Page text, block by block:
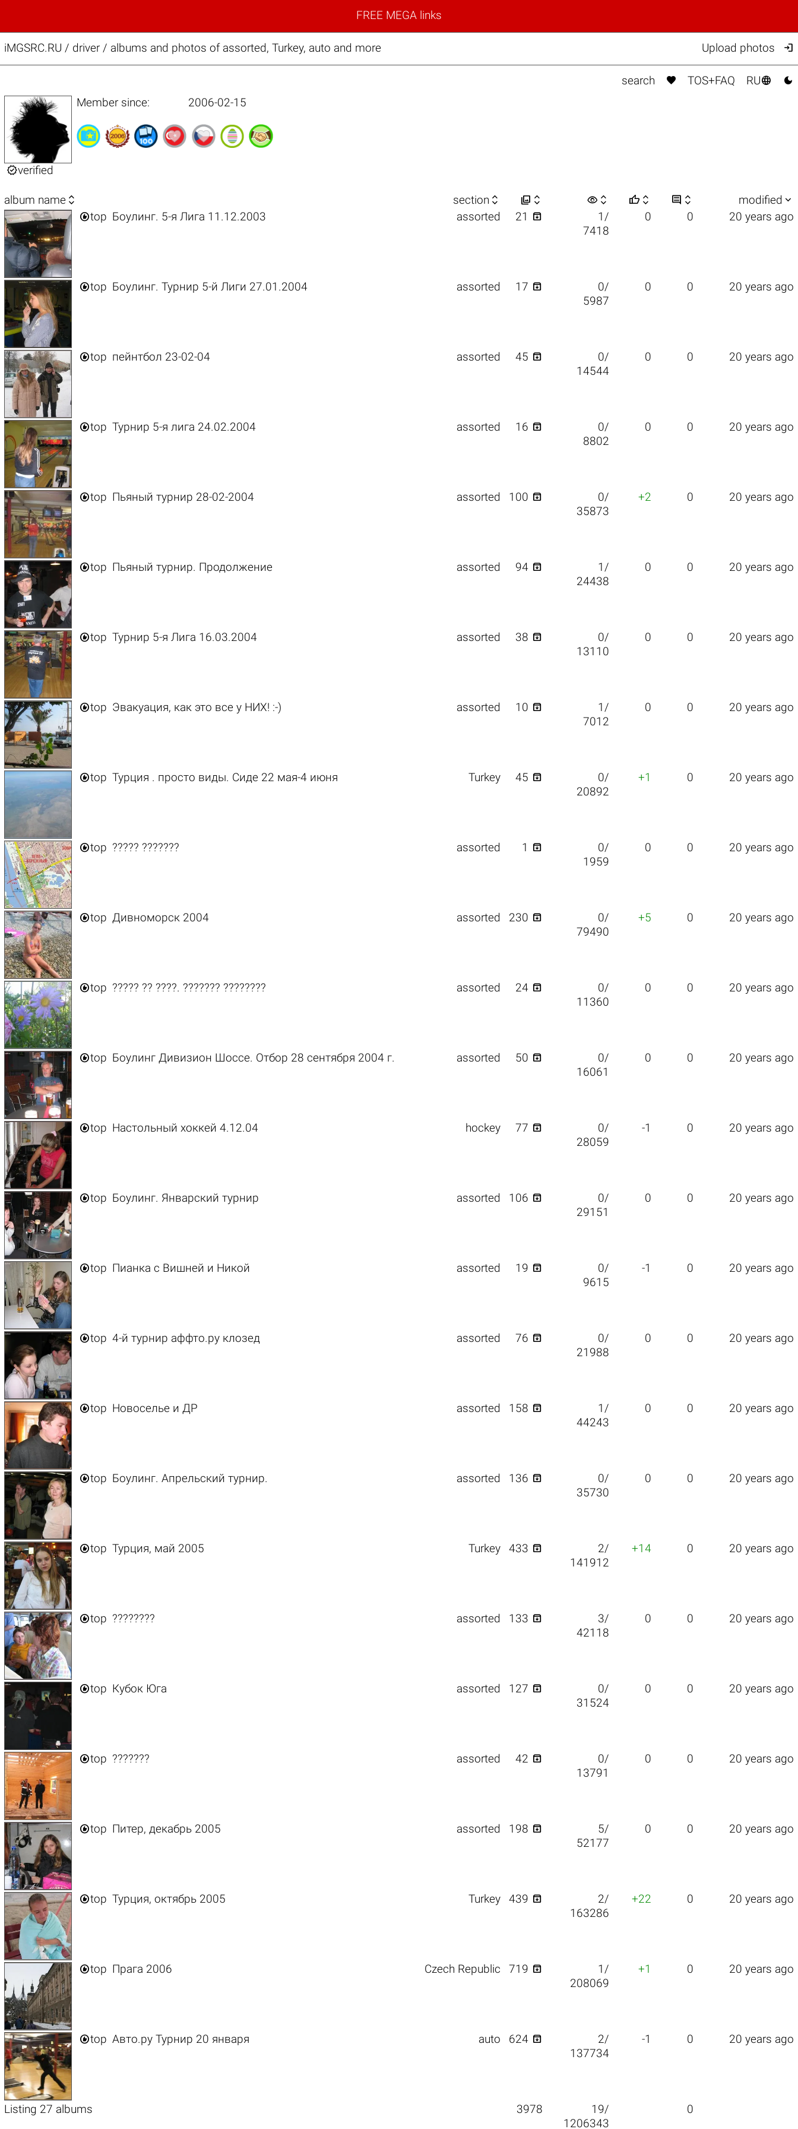
FREE MEGA links
iMGSRC.RU / driver / albums and photos of assorted, Turkey, auto and more Upload photos 
search  TOS+FAQ RU 
verified
Member since: 2006-02-15
album name  section    visibility      modified 
top Боулинг. 5-я Лига 11.12.2003 assorted 21 
1/
7418
0 0 20 years ago
top Боулинг. Турнир 5-й Лиги 27.01.2004 assorted 17 
0/
5987
0 0 20 years ago
top пейнтбол 23-02-04 assorted 45 
0/
14544
0 0 20 years ago
top Турнир 5-я лига 24.02.2004 assorted 16 
0/
8802
0 0 20 years ago
top Пьяный турнир 28-02-2004 assorted 100 
0/
35873
+2 0 20 years ago
top Пьяный турнир. Продолжение assorted 94 
1/
24438
0 0 20 years ago
top Турнир 5-я Лига 16.03.2004 assorted 38 
0/
13110
0 0 20 years ago
top Эвакуация, как это все у НИХ! :-) assorted 10 
1/
7012
0 0 20 years ago
top Турция . просто виды. Сиде 22 мая-4 июня Turkey 45 
0/
20892
+1 0 20 years ago
top ????? ??????? assorted 1 
0/
1959
0 0 20 years ago
top Дивноморск 2004 assorted 230 
0/
79490
+5 0 20 years ago
top ????? ?? ????. ??????? ???????? assorted 24 
0/
11360
0 0 20 years ago
top Боулинг Дивизион Шоссе. Отбор 28 сентября 2004 г. assorted 50 
0/
16061
0 0 20 years ago
top Настольный хоккей 4.12.04 hockey 77 
0/
28059
-1 0 20 years ago
top Боулинг. Январский турнир assorted 106 
0/
29151
0 0 20 years ago
top Пианка с Вишней и Никой assorted 19 
0/
9615
-1 0 20 years ago
top 4-й турнир аффто.ру клозед assorted 76 
0/
21988
0 0 20 years ago
top Новоселье и ДР assorted 158 
1/
44243
0 0 20 years ago
top Боулинг. Апрельский турнир. assorted 136 
0/
35730
0 0 20 years ago
top Турция, май 2005 Turkey 433 
2/
141912
+14 0 20 years ago
top ???????? assorted 133 
3/
42118
0 0 20 years ago
top Кубок Юга assorted 127 
0/
31524
0 0 20 years ago
top ??????? assorted 42 
0/
13791
0 0 20 years ago
top Питер, декабрь 2005 assorted 198 
5/
52177
0 0 20 years ago
top Турция, октябрь 2005 Turkey 439 
2/
163286
+22 0 20 years ago
top Прага 2006 Czech Republic 719 
1/
208069
+1 0 20 years ago
top Авто.ру Турнир 20 января auto 624 
2/
137734
-1 0 20 years ago
Listing 27 albums 3978
19/
1206343
0